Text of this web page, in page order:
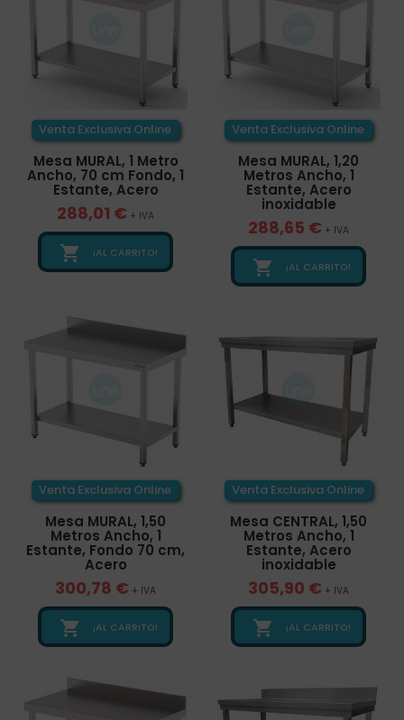
Venta Exclusiva Online
Mesa MURAL, 1 Metro
Ancho, 70 cm Fondo, 1
Estante, Acero
288,01 € + IVA
 ¡AL CARRITO!
Venta Exclusiva Online
Mesa MURAL, 1,20
Metros Ancho, 1
Estante, Acero
inoxidable
288,65 € + IVA
 ¡AL CARRITO!
Venta Exclusiva Online
Mesa MURAL, 1,50
Metros Ancho, 1
Estante, Fondo 70 cm,
Acero
300,78 € + IVA
 ¡AL CARRITO!
Venta Exclusiva Online
Mesa CENTRAL, 1,50
Metros Ancho, 1
Estante, Acero
inoxidable
305,90 € + IVA
 ¡AL CARRITO!